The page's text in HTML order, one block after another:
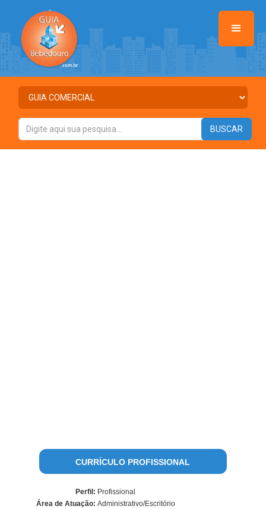
CURRÍCULO PROFISSIONAL
Perfil: Profissional
Área de Atuação: Administrativo/Escritório